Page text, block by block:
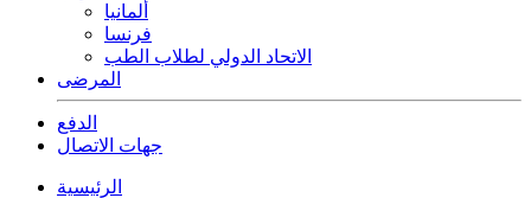
ألمانيا
فرنسا
الاتحاد الدولي لطلاب الطب
المرضى
الدفع
جهات الاتصال
الرئيسية